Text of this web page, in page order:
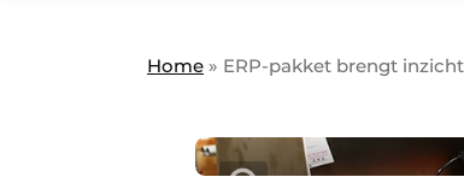
Home
Nieuwsbrief
Home » ERP-pakket brengt